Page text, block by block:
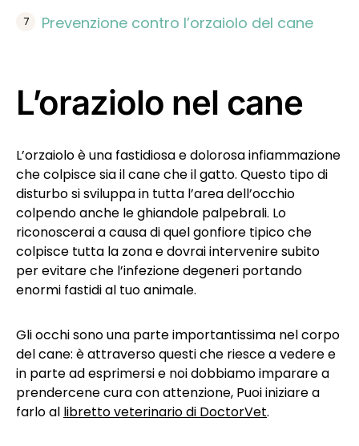
Prevenzione contro l’orzaiolo del cane
L’oraziolo nel cane
L’orzaiolo è una fastidiosa e dolorosa infiammazione
che colpisce sia il cane che il gatto. Questo tipo di
disturbo si sviluppa in tutta l’area dell’occhio
colpendo anche le ghiandole palpebrali. Lo
riconoscerai a causa di quel gonfiore tipico che
colpisce tutta la zona e dovrai intervenire subito
per evitare che l’infezione degeneri portando
enormi fastidi al tuo animale.
Gli occhi sono una parte importantissima nel corpo
del cane: è attraverso questi che riesce a vedere e
in parte ad esprimersi e noi dobbiamo imparare a
prendercene cura con attenzione, Puoi iniziare a
farlo al libretto veterinario di DoctorVet.